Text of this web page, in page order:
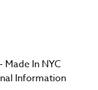
In NYC
Information